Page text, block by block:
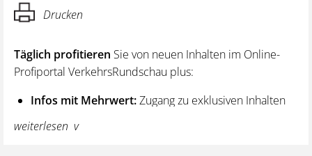
Drucken
Täglich profitieren Sie von neuen Inhalten im Online-
Profiportal VerkehrsRundschau plus:
Infos mit Mehrwert:Zugang zu exklusiven Inhalten
und Hintergrundwissen – von aktuellen Regelungen
wie z. B. bei den Lenk- und Ruhezeiten,
weiterlesen